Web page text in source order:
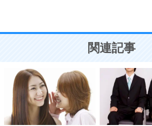
ことが大切。
関連記事